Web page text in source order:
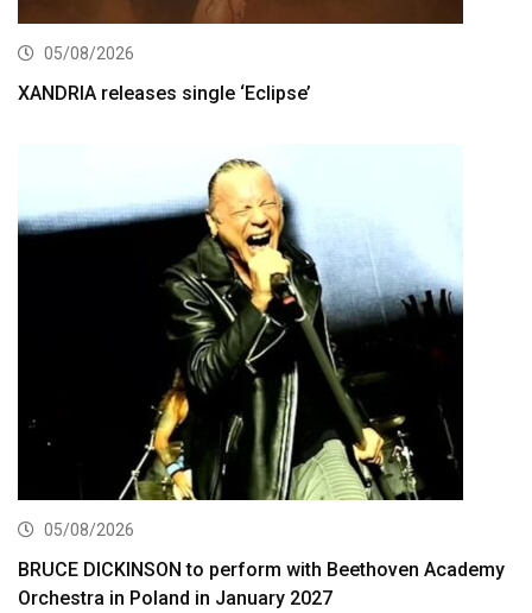
05/08/2026
XANDRIA releases single ‘Eclipse’
05/08/2026
BRUCE DICKINSON to perform with Beethoven Academy
Orchestra in Poland in January 2027